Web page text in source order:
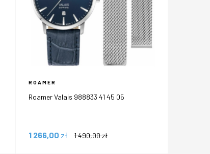
ROAMER
Roamer Valais 988833 41 45 05
1 266,00 zł 1 490,00zł